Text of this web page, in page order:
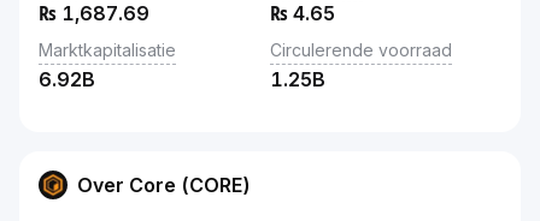
₨ 1,687.69 ₨ 4.65
Marktkapitalisatie
6.92B
Circulerende voorraad
1.25B
Over Core (CORE)